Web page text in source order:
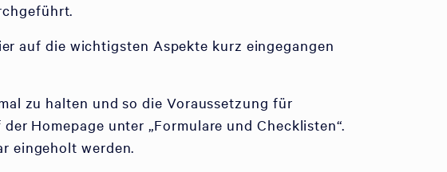
auf die wichtigsten Aspekte kurz eingegangen
zu halten und so die Voraussetzung für
Homepage unter „Formulare und Checklisten“.
eingeholt werden.